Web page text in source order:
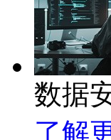
数据
了解